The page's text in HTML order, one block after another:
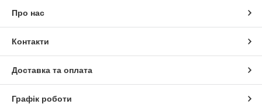
Про нас
Контакти
Доставка та оплата
Графік роботи